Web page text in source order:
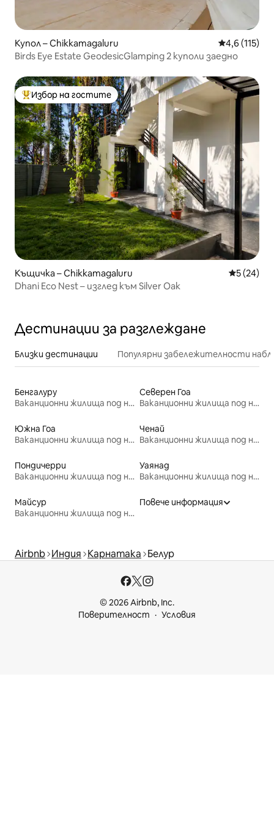
Купол – Chikkamagaluru Средна
4,6 (115)
Birds Eye Estate GeodesicGlamping 2 куполи заедно
Най-популярен избор на гостите
Избор на гостите
Къщичка – Chikkamagaluru Средна
5 (24)
Dhani Eco Nest – изглед към Silver Oak
Дестинации за разглеждане
Близки дестинации Популярни забележителности
Бенгалуру
Ваканционни жилища под наем
Северен Гоа
Ваканционни жилища под наем
Южна Гоа
Ваканционни жилища под наем
Ченай
Ваканционни жилища под наем
Пондичерри
Ваканционни жилища под наем
Уаянад
Ваканционни жилища под наем
Майсур
Ваканционни жилища под наем
Повече информация
Airbnb Индия Карнатака Белур
© 2026 Airbnb, Inc.
Поверителност
Условия